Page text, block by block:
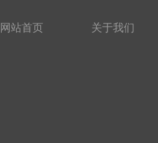
网站首页 关于我们